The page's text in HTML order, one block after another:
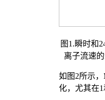
图1.瞬时和
离子流速
如图2所示
化，尤其在1